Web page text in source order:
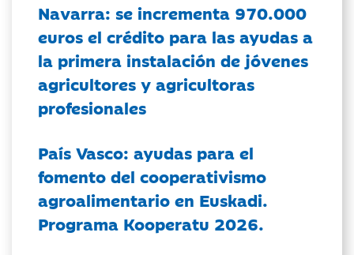
Navarra: se incrementa 970.000
euros el crédito para las ayudas a
la primera instalación de jóvenes
agricultores y agricultoras
profesionales
País Vasco: ayudas para el
fomento del cooperativismo
agroalimentario en Euskadi.
Programa Kooperatu 2026.